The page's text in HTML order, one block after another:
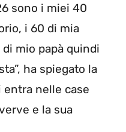
sono i miei 40
i 60 di mia
mio papà quindi
ha spiegato la
nelle case
e la sua